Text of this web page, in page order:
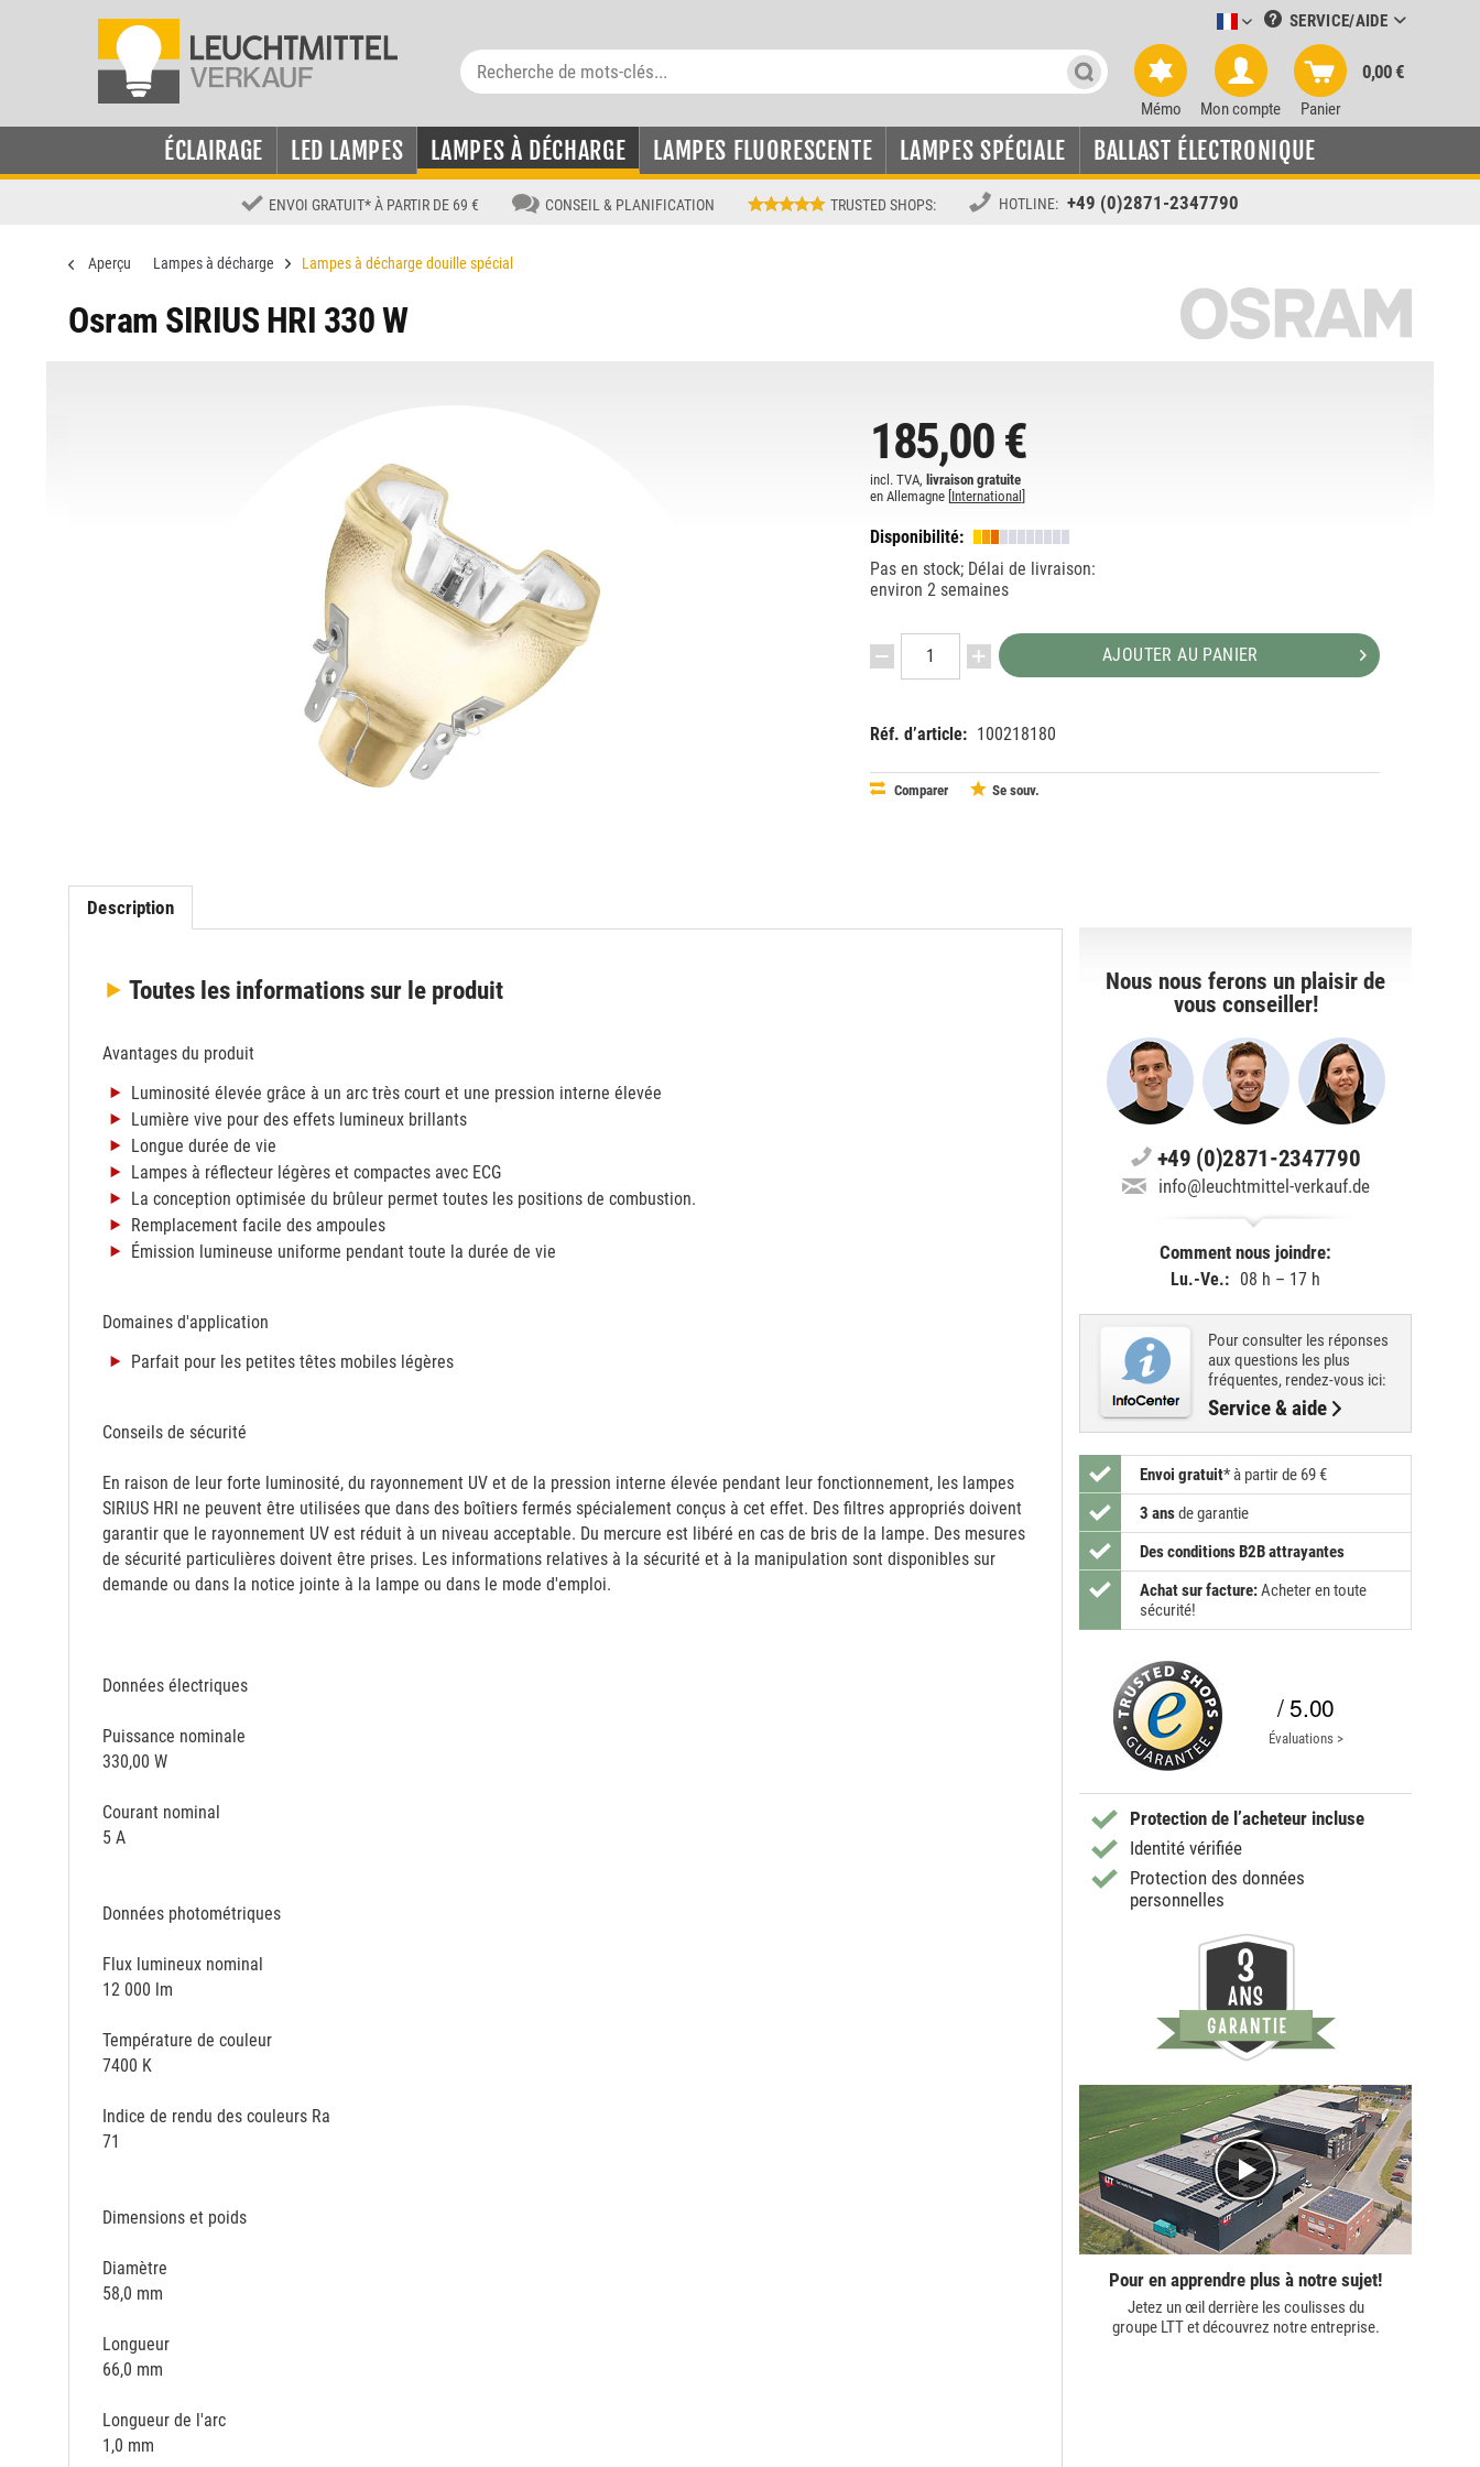
Leuchtmittel-Verkauf französisch
SERVICE/AIDE
Mémo Mon compte Panier
0,00 €
ÉCLAIRAGE LED LAMPES LAMPES À DÉCHARGE LAMPES FLUORESCENTE LAMPES SPÉCIALE BALLAST ÉLECTRONIQUE
ENVOI GRATUIT* À PARTIR DE 69 € CONSEIL & PLANIFICATION TRUSTED SHOPS: HOTLINE: +49 (0)2871-2347790
Aperçu Lampes à décharge Lampes à décharge douille spécial
Osram SIRIUS HRI 330 W
185,00 €
incl. TVA, livraison gratuite
en Allemagne [International]
Disponibilité:
Pas en stock; Délai de livraison:
environ 2 semaines
AJOUTER AU PANIER
Réf. d’article: 100218180
Comparer Se souv.
Description
Toutes les informationssur le produit
Avantages du produit
Luminosité élevée grâce à un arc très court et une pression interne élevée
Lumière vive pour des effets lumineux brillants
Longue durée de vie
Lampes à réflecteur légères et compactes avec ECG
La conception optimisée du brûleur permet toutes les positions de combustion.
Remplacement facile des ampoules
Émission lumineuse uniforme pendant toute la durée de vie
Domaines d'application
Parfait pour les petites têtes mobiles légères
Conseils de sécurité
En raison de leur forte luminosité, du rayonnement UV et de la pression interne élevée pendant leur fonctionnement, les lampes
SIRIUS HRI ne peuvent être utilisées que dans des boîtiers fermés spécialement conçus à cet effet. Des filtres appropriés doivent
garantir que le rayonnement UV est réduit à un niveau acceptable. Du mercure est libéré en cas de bris de la lampe. Des mesures
de sécurité particulières doivent être prises. Les informations relatives à la sécurité et à la manipulation sont disponibles sur
demande ou dans la notice jointe à la lampe ou dans le mode d'emploi.
Données électriques
Puissance nominale
330,00 W
Courant nominal
5 A
Données photométriques
Flux lumineux nominal
12 000 lm
Température de couleur
7400 K
Indice de rendu des couleurs Ra
71
Dimensions et poids
Diamètre
58,0 mm
Longueur
66,0 mm
Longueur de l'arc
1,0 mm
Nous nous ferons un plaisir de
vous conseiller!
+49 (0)2871-2347790
info@leuchtmittel-verkauf.de
Comment nous joindre:
Lu.-Ve.: 08 h – 17 h
Pour consulter les réponses
aux questions les plus
fréquentes, rendez-vous ici:
Service & aide
Envoi gratuit* à partir de 69 €
3 ansde garantie
Des conditions B2B attrayantes
Achat sur facture:Acheter en toute
sécurité!
/ 5.00
Évaluations >
Protection de l’acheteur incluse
Identité vérifiée
Protection des données
personnelles
Pour en apprendre plus à notre sujet!
Jetez un œil derrière les coulisses du
groupe LTTet découvrez notre entreprise.